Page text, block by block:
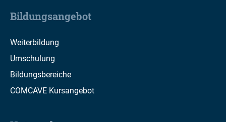
Bildungsangebot
Weiterbildung
Umschulung
Bildungsbereiche
COMCAVE Kursangebot